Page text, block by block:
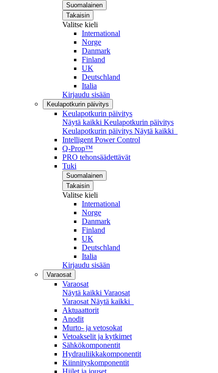
Suomalainen
Takaisin
Valitse kieli
International
Norge
Danmark
Finland
UK
Deutschland
Italia
Kirjaudu sisään
Keulapotkurin päivitys
Keulapotkurin päivitys
Näytä kaikki Keulapotkurin päivitys
Keulapotkurin päivitys Näytä kaikki
Intelligent Power Control
Q-Prop™
PRO tehonsäädettävät
Tuki
Suomalainen
Takaisin
Valitse kieli
International
Norge
Danmark
Finland
UK
Deutschland
Italia
Kirjaudu sisään
Varaosat
Varaosat
Näytä kaikki Varaosat
Varaosat Näytä kaikki
Aktuaattorit
Anodit
Murto- ja vetosokat
Vetoakselit ja kytkimet
Sähkökomponentit
Hydrauliikkakomponentit
Kiinnityskomponentit
Hiilet ja jouset